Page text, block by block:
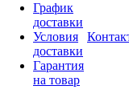
График
доставки
Условия
доставки
Гарантия
на товар